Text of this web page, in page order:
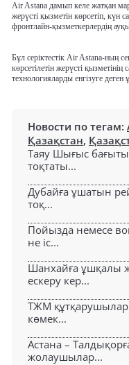
Air Astana дамып келе жатқан
жерүсті қызметін көрсетіп, күн
фронтлайн-қызметкерлердің
Бұл серіктестік Air Astana-ның
көрсетілетін жерүсті
технологияларды енгізуге
Новости по тегам:
Қазақстан,
Таяу Шығыс
тоқтаты...
Дубайға ұшатын
тоқ...
Пойызда немесе
не іс...
Шанхайға ұшқалы
ескеру кер...
ТЖМ
көмек...
Астана –
жолаушылар...